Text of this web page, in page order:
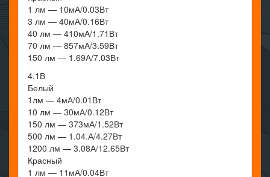
1 лм — 10мА/0.03Вт
3 лм — 40мА/0.16Вт
40 лм — 410мА/1.71Вт
70 лм — 857мА/3.59Вт
150 лм — 1.69А/7.03Вт
4.1В
Белый
1лм — 4мА/0.01Вт
10 лм — 30мА/0.12Вт
150 лм — 373мА/1.52Вт
500 лм — 1.04.А/4.27Вт
1200 лм — 3.08А/12.65Вт
Красный
1 лм — 11мА/0.04Вт